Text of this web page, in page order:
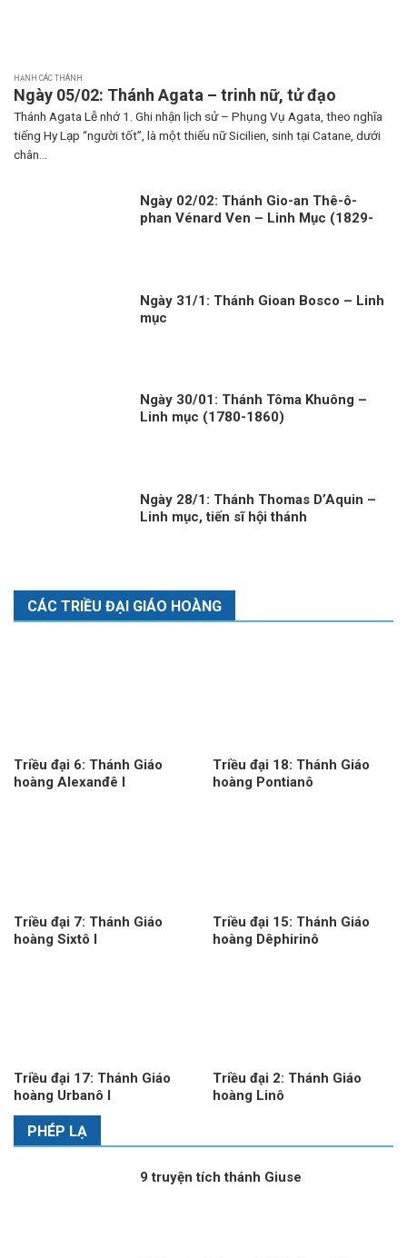
HẠNH CÁC THÁNH
Ngày 05/02: Thánh Agata – trinh nữ, tử đạo
Thánh Agata Lễ nhớ 1. Ghi nhận lịch sử – Phụng Vụ Agata, theo nghĩa
tiếng Hy Lạp “người tốt”, là một thiếu nữ Sicilien, sinh tại Catane, dưới
chân...
Ngày 02/02: Thánh Gio-an Thê-ô-
phan Vénard Ven – Linh Mục (1829-
Ngày 31/1: Thánh Gioan Bosco – Linh
mục
Ngày 30/01: Thánh Tôma Khuông –
Linh mục (1780-1860)
Ngày 28/1: Thánh Thomas D’Aquin –
Linh mục, tiến sĩ hội thánh
CÁC TRIỀU ĐẠI GIÁO HOÀNG
Triều đại 6: Thánh Giáo
hoàng Alexanđê I
Triều đại 18: Thánh Giáo
hoàng Pontianô
Triều đại 7: Thánh Giáo
hoàng Sixtô I
Triều đại 15: Thánh Giáo
hoàng Dêphirinô
Triều đại 17: Thánh Giáo
hoàng Urbanô I
Triều đại 2: Thánh Giáo
hoàng Linô
PHÉP LẠ
9 truyện tích thánh Giuse